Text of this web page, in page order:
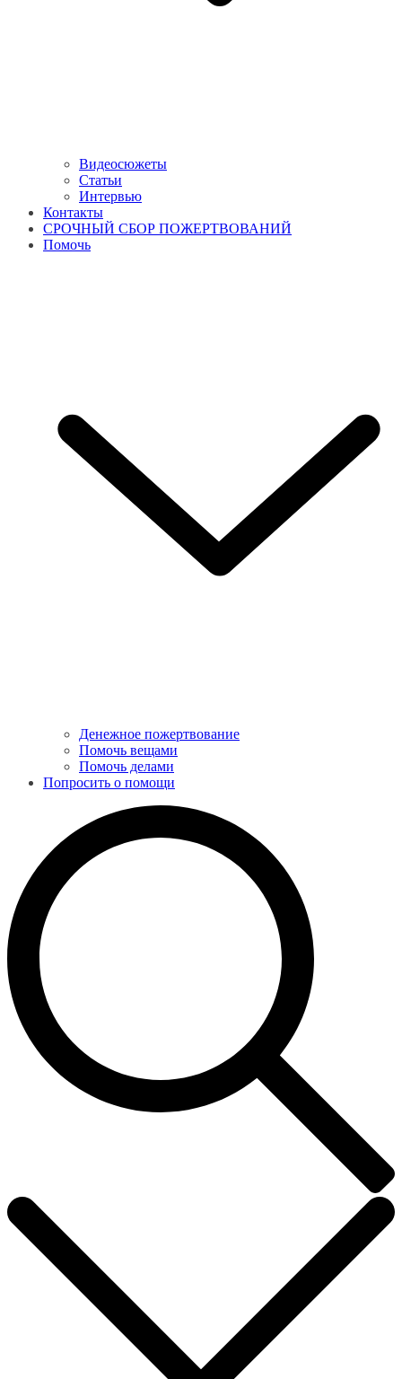
Видеосюжеты
Статьи
Интервью
Контакты
СРОЧНЫЙ СБОР ПОЖЕРТВОВАНИЙ
Помочь
Денежное пожертвование
Помочь вещами
Помочь делами
Попросить о помощи